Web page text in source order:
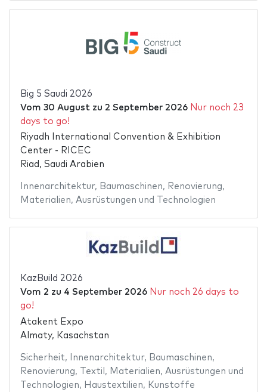
Big 5 Saudi 2026
Vom 30 Augustzu 2 September 2026 Nur noch 23
days to go!
Riyadh International Convention & Exhibition
Center - RICEC
Riad, Saudi Arabien
Innenarchitektur, Baumaschinen, Renovierung,
Materialien, Ausrüstungen und Technologien
KazBuild 2026
Vom 2 zu 4 September 2026 Nur noch 26 days to
go!
Atakent Expo
Almaty, Kasachstan
Sicherheit, Innenarchitektur, Baumaschinen,
Renovierung, Textil , Materialien, Ausrüstungen und
Technologien, Haustextilien, Kunstoffe